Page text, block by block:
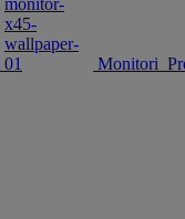
Monitori